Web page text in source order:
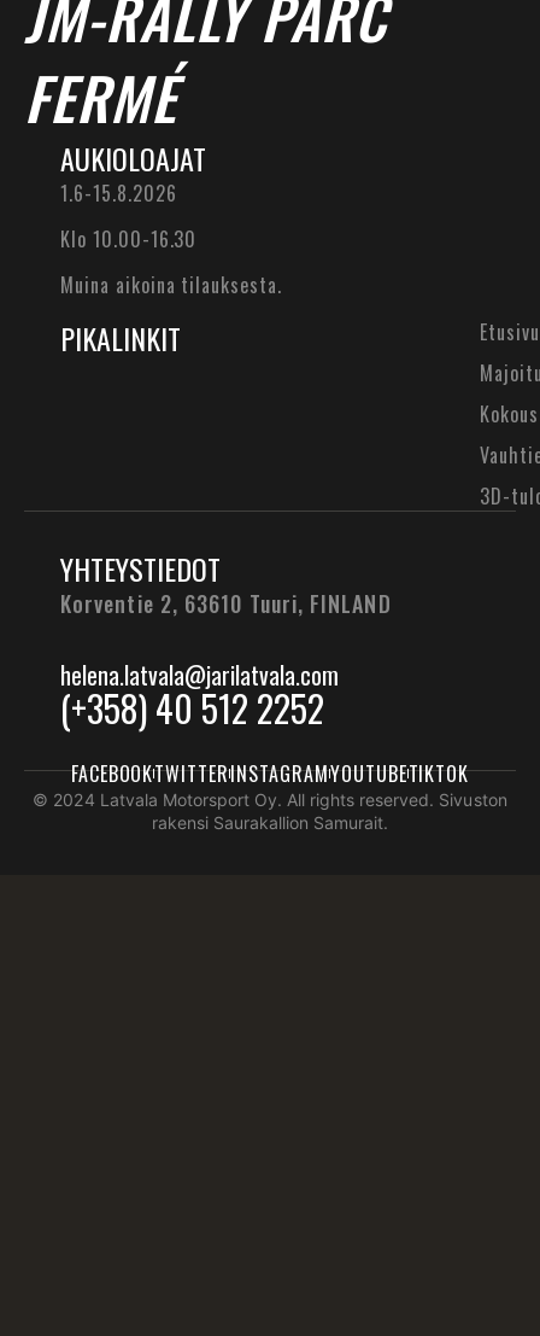
FERMÉ
AUKIOLOAJAT
1.6-15.8.2026
Klo 10.00-16.30
Muina aikoina tilauksesta.
PIKALINKIT
Etusivu
3D-
YHTEYSTIEDOT
Korventie 2, 63610 Tuuri, FINLAND
helena.latvala@jarilatvala.com
(+358) 40 512 2252
© 2024 Latvala Motorsport Oy. All rights reserved. Sivuston
rakensi Saurakallion Samurait.
FACEBOOKTWITTERINSTAGRAMYOUTUBETIKTOK